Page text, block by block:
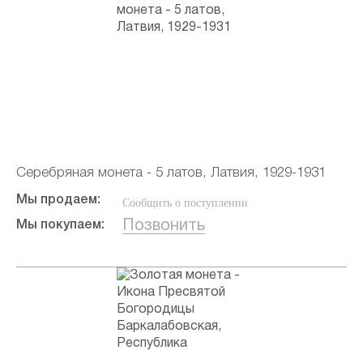
Серебряная монета - 5 латов, Латвия, 1929-1931
Мы продаем: Сообщить о поступлении
Мы покупаем: Позвонить